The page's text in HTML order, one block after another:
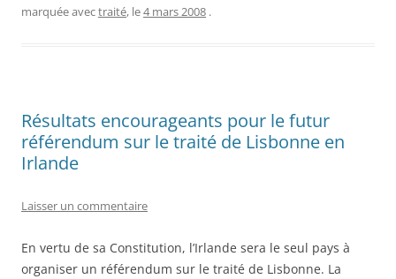
marquée avectraité, le4 mars 2008 .
Résultats encourageants pour le futur
référendum sur le traité de Lisbonne en
Irlande
Laisser un commentaire
En vertu de sa Constitution, l’Irlande sera le seul pays à
organiser un référendum sur le traité de Lisbonne. La